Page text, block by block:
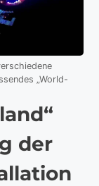
„World-
der